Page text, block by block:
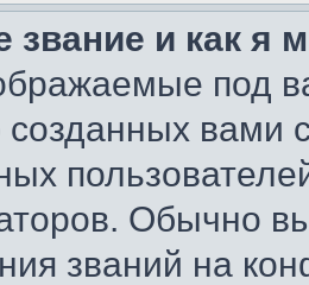
звание и как я
под
созданных
Обычно
званий на